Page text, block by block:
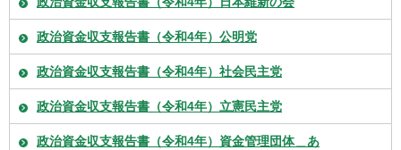
政治資金収支報告書（令和4年）公明党
政治資金収支報告書（令和4年）社会民主党
政治資金収支報告書（令和4年）立憲民主党
政治資金収支報告書（令和4年）資金管理団体＿あ